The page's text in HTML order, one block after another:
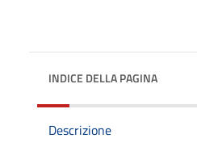
INDICE DELLA PAGINA
Descrizione